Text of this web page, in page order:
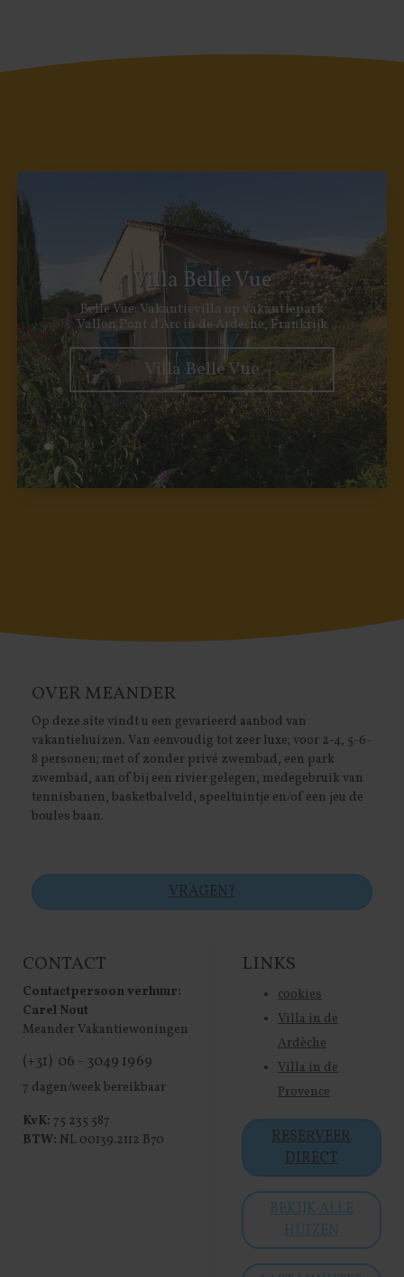
Villa Belle Vue
Belle Vue: Vakantievilla op vakantiepark
Vallon Pont d'Arc in de Ardèche, Frankrijk
Villa Belle Vue
CONTACT
Contactpersoon verhuur:
Carel Nout
Meander Vakantiewoningen
(+31) 06 - 3049 1969
7 dagen/week bereikbaar
KvK: 75 235 587
BTW: NL 00139.2112 B70
OVER MEANDER
Op deze site vindt u een gevarieerd aanbod van
vakantiehuizen. Van eenvoudig tot zeer luxe; voor 2-4, 5-6-
8 personen; met of zonder privé zwembad, een park
zwembad, aan of bij een rivier gelegen, medegebruik van
tennisbanen, basketbalveld, speeltuintje en/of een jeu de
boules baan.
VRAGEN?
LINKS
cookies
Villa in de
Ardèche
Villa in de
Provence
RESERVEER
DIRECT
BEKIJK ALLE
HUIZEN